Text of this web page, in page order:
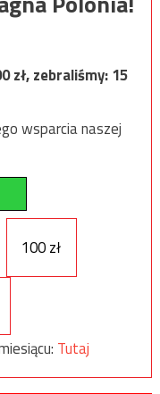
zł, zebraliśmy:15
wsparcia naszej
100 zł
Tutaj